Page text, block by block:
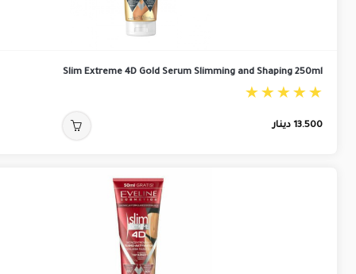
Slim Extreme 4D Gold Serum Slimming and Shaping 250ml
13.500 دينار